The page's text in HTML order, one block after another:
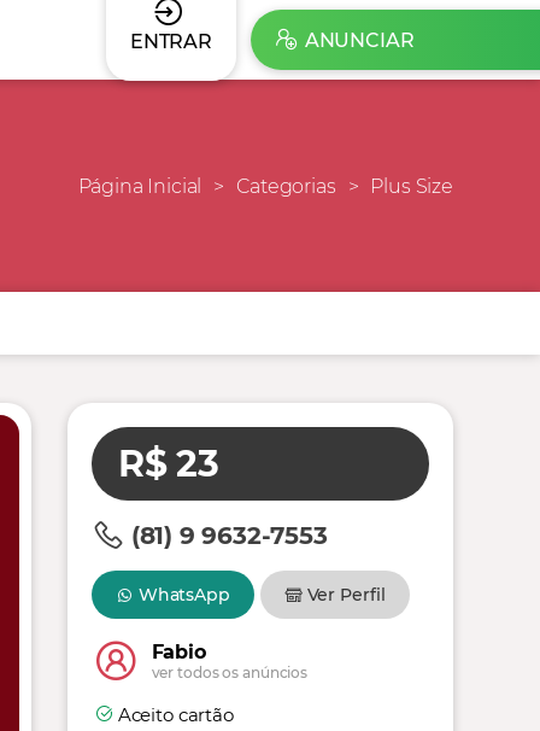
ENTRAR ANUNCIAR
Página Inicial Categorias Plus Size
R$ 23
(81) 9 9632-7553
WhatsApp Ver Perfil
Fabio
ver todos os anúncios
Aceito cartão